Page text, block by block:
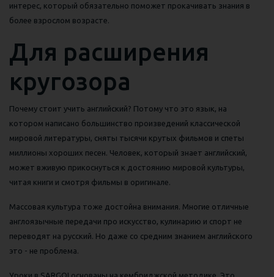
интерес, который обязательно поможет прокачивать знания в
более взрослом возрасте.
Для расширения
кругозора
Почему стоит учить английский? Потому что это язык, на
котором написано большинство произведений классической
мировой литературы, сняты тысячи крутых фильмов и спеты
миллионы хороших песен. Человек, который знает английский,
может вживую прикоснуться к достоянию мировой культуры,
читая книги и смотря фильмы в оригинале.
Массовая культура тоже достойна внимания. Многие отличные
англоязычные передачи про искусство, кулинарию и спорт не
переводят на русский. Но даже со средним знанием английского
это - не проблема.
Уроки в SARGOI основаны на кембриджской методике. Это